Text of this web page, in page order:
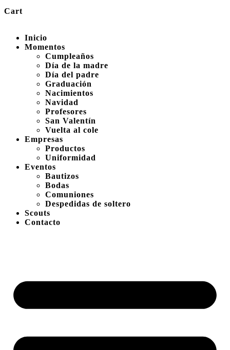
Cart
Inicio
Momentos
Cumpleaños
Día de la madre
Día del padre
Graduación
Nacimientos
Navidad
Profesores
San Valentín
Vuelta al cole
Empresas
Productos
Uniformidad
Eventos
Bautizos
Bodas
Comuniones
Despedidas de soltero
Scouts
Contacto